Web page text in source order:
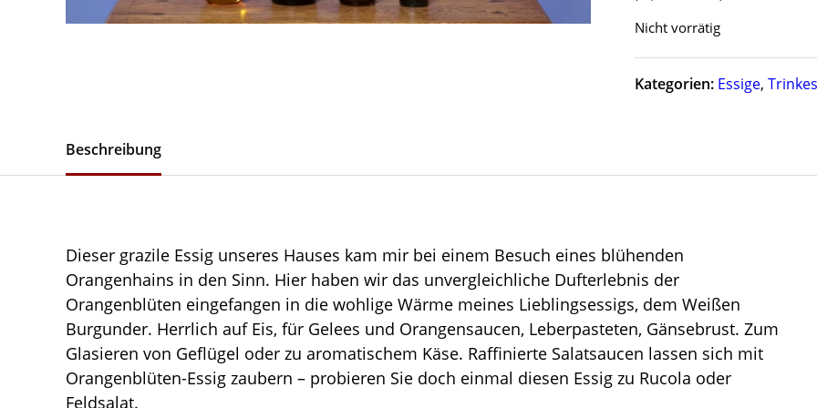
Nicht vorrätig
Kategorien: Essige,
Beschreibung
Dieser grazile Essig unseres Hauses kam mir bei einem Besuch eines blühenden
Orangenhains in den Sinn. Hier haben wir das unvergleichliche Dufterlebnis der
Orangenblüten eingefangen in die wohlige Wärme meines Lieblingsessigs, dem Weißen
Burgunder. Herrlich auf Eis, für Gelees und Orangensaucen, Leberpasteten, Gänsebrust. Zum
Glasieren von Geflügel oder zu aromatischem Käse. Raffinierte Salatsaucen lassen sich mit
Orangenblüten-Essig zaubern – probieren Sie doch einmal diesen Essig zu Rucola oder
Feldsalat.